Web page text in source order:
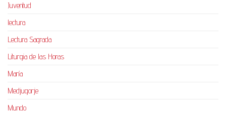
Juventud
lectura
Lectura Sagrada
Liturgia de las Horas
María
Medjugorje
Mundo